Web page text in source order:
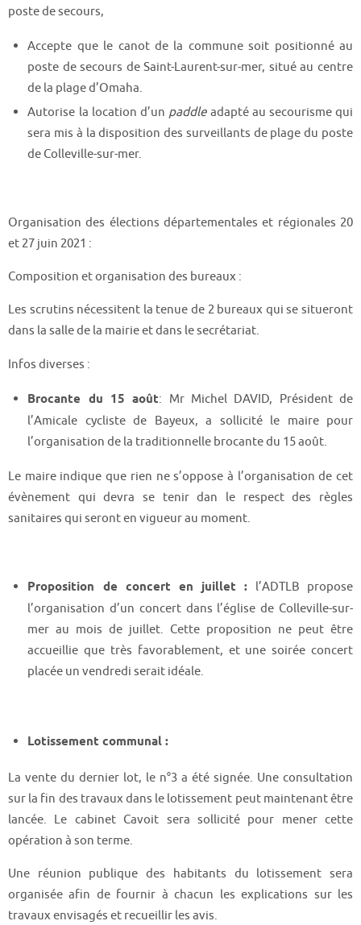
poste de secours,
Accepte que le canot de la commune soit positionné au
poste de secours de Saint-Laurent-sur-mer, situé au centre
de la plage d’Omaha.
Autorise la location d’un paddleadapté au secourisme qui
sera mis à la disposition des surveillants de plage du poste
de Colleville-sur-mer.
Organisation des élections départementales et régionales 20
et 27 juin 2021 :
Composition et organisation des bureaux :
Les scrutins nécessitent la tenue de 2 bureaux qui se situeront
dans la salle de la mairie et dans le secrétariat.
Infos diverses :
Brocante du 15 août: Mr Michel DAVID, Président de
l’Amicale cycliste de Bayeux, a sollicité le maire pour
l’organisation de la traditionnelle brocante du 15 août.
Le maire indique que rien ne s’oppose à l’organisation de cet
évènement qui devra se tenir dan le respect des règles
sanitaires qui seront en vigueur au moment.
Proposition de concert en juillet : l’ADTLB propose
l’organisation d’un concert dans l’église de Colleville-sur-
mer au mois de juillet. Cette proposition ne peut être
accueillie que très favorablement, et une soirée concert
placée un vendredi serait idéale.
Lotissement communal :
La vente du dernier lot, le n°3 a été signée. Une consultation
sur la fin des travaux dans le lotissement peut maintenant être
lancée. Le cabinet Cavoit sera sollicité pour mener cette
opération à son terme.
Une réunion publique des habitants du lotissement sera
organisée afin de fournir à chacun les explications sur les
travaux envisagés et recueillir les avis.